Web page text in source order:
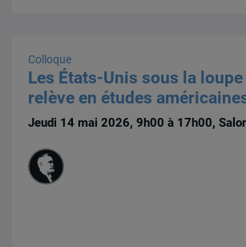
Colloque
Les États-Unis sous la loupe
relève en études
Jeudi 14 mai 2026, 9h00 à 17h00,